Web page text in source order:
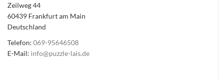
Zeilweg 44
60439 Frankfurt am Main
Deutschland
Telefon: 069-95646508
E-Mail: info@puzzle-lais.de